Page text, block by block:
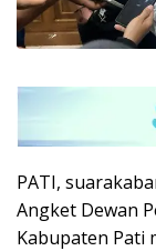
PATI,
Angket Dewan
Kabupaten Pati